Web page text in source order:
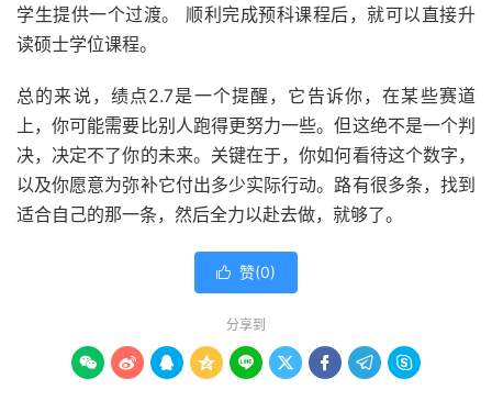
学生提供一个过渡。 顺利完成预科课程后，就可以直接升
读硕士学位课程。
总的来说，绩点2.7是一个提醒，它告诉你，在某些赛道
上，你可能需要比别人跑得更努力一些。但这绝不是一个判
决，决定不了你的未来。关键在于，你如何看待这个数字，
以及你愿意为弥补它付出多少实际行动。路有很多条，找到
适合自己的那一条，然后全力以赴去做，就够了。
 赞(0)
分享到
        